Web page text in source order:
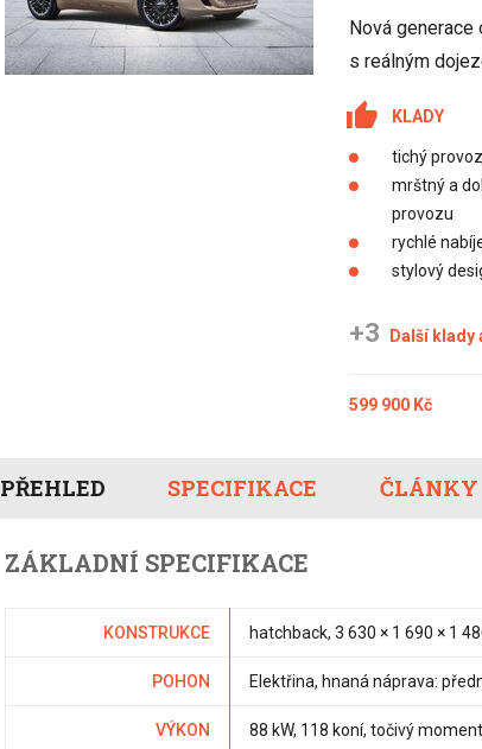
Hyundai
Kia
Mercedes-Benz
Hyundai
Kia
Lexus
Nová
s reálným
KLADY
tichý provoz
mrštný a
provozu
rychlé
stylový
+3 Další klady
599 900 Kč
PŘEHLED SPECIFIKACE ČLÁNKY
ZÁKLADNÍ SPECIFIKACE
KONSTRUKCE hatchback, 3 630 × 1 690 × 1
POHON Elektřina, hnaná náprava:
VÝKON 88 kW, 118 koní, točivý